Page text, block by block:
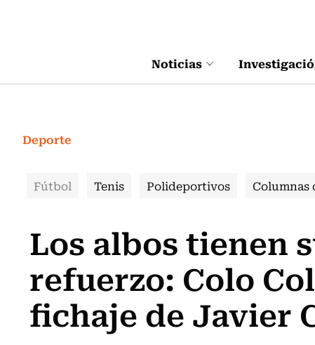
Noticias
Deporte
Fútbol Tenis Polideportivos Columnas
Los albos tienen
refuerzo: Colo
fichaje de Javier